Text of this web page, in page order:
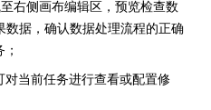
右侧画布编辑区，预览检查数
数据，确认数据处理流程的正确
当前任务进行查看或配置修